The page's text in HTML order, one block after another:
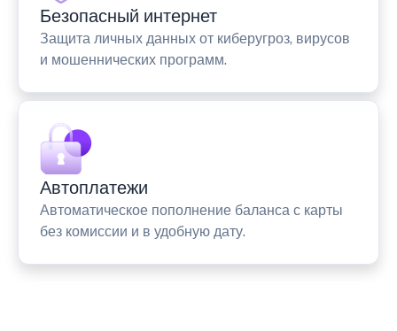
Безопасный интернет
Защита личных данных от киберугроз, вирусов
и мошеннических программ.
Автоплатежи
Автоматическое пополнение баланса с карты
без комиссии и в удобную дату.